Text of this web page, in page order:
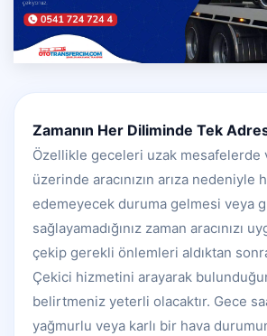
Zamanın Her Diliminde Tek
Özellikle geceleri uzak mesafelerde
üzerinde aracınızın arıza nedeniyle
edemeyecek duruma gelmesi veya
sağlayamadığınız zaman aracınızı
çekip gerekli önlemleri aldıktan
Çekici hizmetini arayarak
belirtmeniz yeterli olacaktır. Gece
yağmurlu veya karlı bir hava